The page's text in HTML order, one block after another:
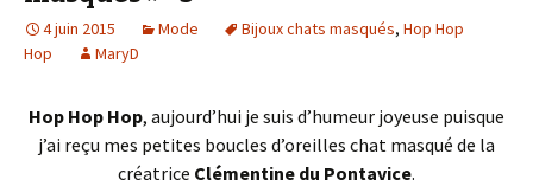
4 juin 2015 Mode Bijoux chats masqués, Hop Hop
Hop
MaryD
Hop Hop Hop, aujourd’hui je suis d’humeur joyeuse puisque
j’ai reçu mes petites boucles d’oreilles chat masqué de la
créatrice Clémentine du Pontavice.